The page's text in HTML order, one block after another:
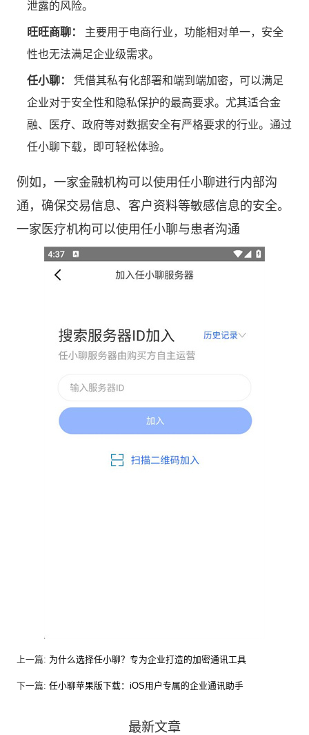
泄露的风险。
旺旺商聊：
主要用于电商行业，功能相对单一，安全
性也无法满足企业级需求。
任小聊：
凭借其私有化部署和端到端加密，可以满足
企业对于安全性和隐私保护的最高要求。尤其适合金
融、医疗、政府等对数据安全有严格要求的行业。通过
任小聊下载，即可轻松体验。
例如，一家金融机构可以使用任小聊进行内部沟
通，确保交易信息、客户资料等敏感信息的安全。
一家医疗机构可以使用任小聊与患者沟通
上一篇: 为什么选择任小聊？专为企业打造的加密通讯工具
下一篇: 任小聊苹果版下载：iOS用户专属的企业通讯助手
最新文章